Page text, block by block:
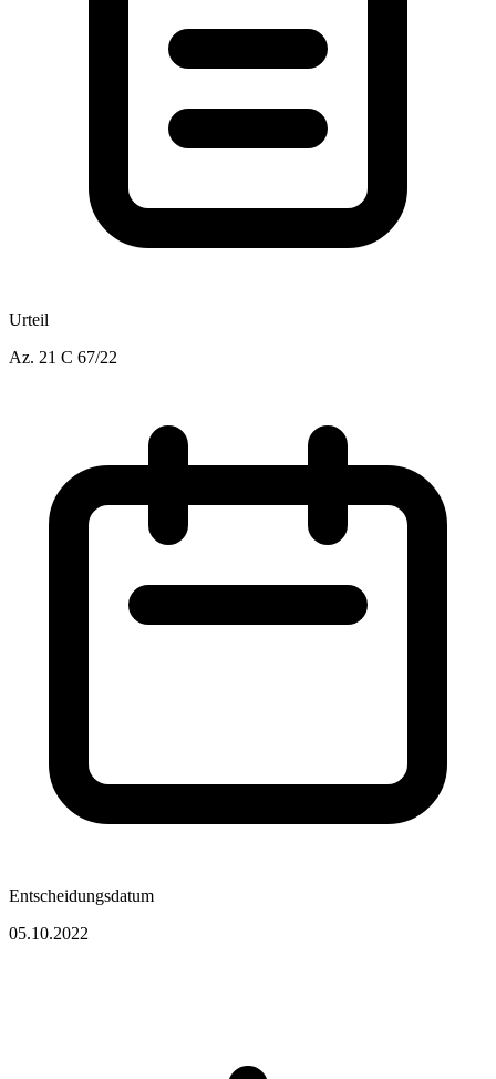
Urteil
Az. 21 C 67/22
Entscheidungsdatum
05.10.2022